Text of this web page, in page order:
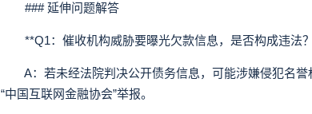
### 延伸问题解答
**Q1：催收机构威胁要曝光欠款信息，是否构成违法
A：若未经法院判决公开债务信息，可能涉嫌侵犯名誉
“中国互联网金融协会”举报。